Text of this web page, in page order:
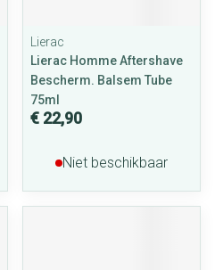
Lierac
Lierac Homme Aftershave
Bescherm. Balsem Tube
75ml
€ 22,90
Niet beschikbaar